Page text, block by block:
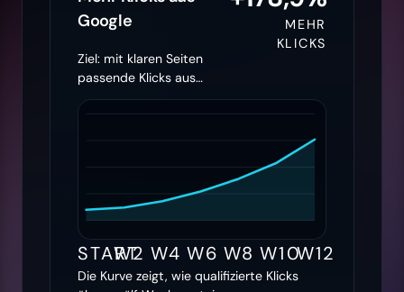
Google
Ziel: mit klaren Seiten
passende Klicks aus
Google holen
MEHR
KLICKS
START
W2 W4 W6 W8 W10W12
Die Kurve zeigt, wie qualifizierte Klicks